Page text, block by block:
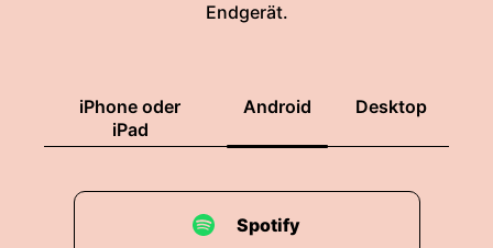
Endgerät.
iPhone oder
iPad
Android Desktop
Spotify